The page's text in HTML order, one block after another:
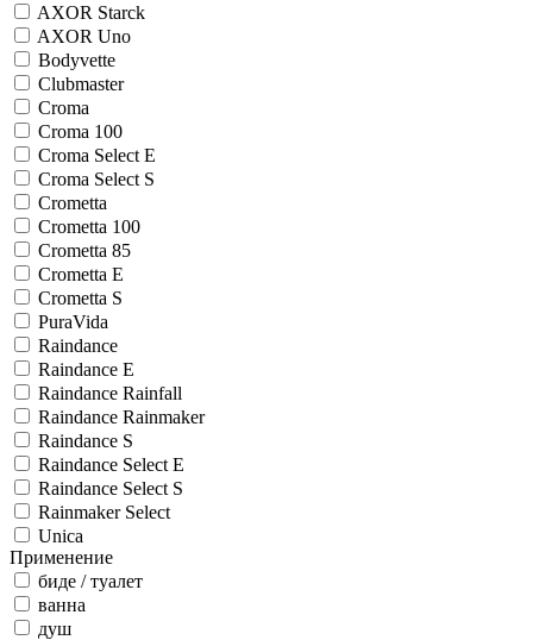
AXOR Starck
AXOR Uno
Bodyvette
Clubmaster
Croma
Croma 100
Croma Select E
Croma Select S
Crometta
Crometta 100
Crometta 85
Crometta E
Crometta S
PuraVida
Raindance
Raindance E
Raindance Rainfall
Raindance Rainmaker
Raindance S
Raindance Select E
Raindance Select S
Rainmaker Select
Unica
Применение
биде / туалет
ванна
душ